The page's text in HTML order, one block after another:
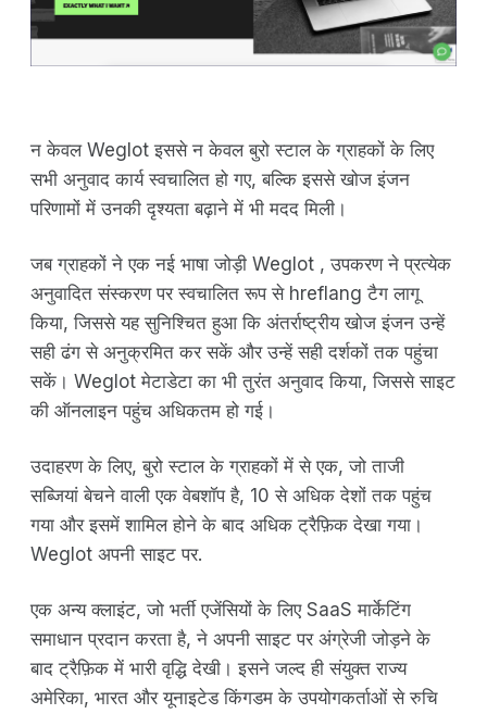
न केवल Weglot इससे न केवल बुरो स्टाल के ग्राहकों के लिए
सभी अनुवाद कार्य स्वचालित हो गए, बल्कि इससे खोज इंजन
परिणामों में उनकी दृश्यता बढ़ाने में भी मदद मिली।
जब ग्राहकों ने एक नई भाषा जोड़ी Weglot , उपकरण ने प्रत्येक
अनुवादित संस्करण पर स्वचालित रूप से hreflang टैग लागू
किया, जिससे यह सुनिश्चित हुआ कि अंतर्राष्ट्रीय खोज इंजन उन्हें
सही ढंग से अनुक्रमित कर सकें और उन्हें सही दर्शकों तक पहुंचा
सकें। Weglot मेटाडेटा का भी तुरंत अनुवाद किया, जिससे साइट
की ऑनलाइन पहुंच अधिकतम हो गई।
उदाहरण के लिए, बुरो स्टाल के ग्राहकों में से एक, जो ताजी
सब्जियां बेचने वाली एक वेबशॉप है, 10 से अधिक देशों तक पहुंच
गया और इसमें शामिल होने के बाद अधिक ट्रैफ़िक देखा गया।
Weglot अपनी साइट पर.
एक अन्य क्लाइंट, जो भर्ती एजेंसियों के लिए SaaS मार्केटिंग
समाधान प्रदान करता है, ने अपनी साइट पर अंग्रेजी जोड़ने के
बाद ट्रैफ़िक में भारी वृद्धि देखी। इसने जल्द ही संयुक्त राज्य
अमेरिका, भारत और यूनाइटेड किंगडम के उपयोगकर्ताओं से रुचि